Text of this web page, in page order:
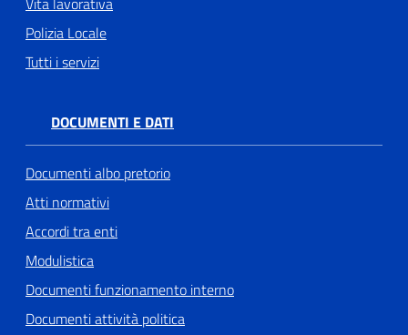
Polizia Locale
Tutti i servizi
DOCUMENTI E DATI
Documenti albo pretorio
Atti normativi
Accordi tra enti
Modulistica
Documenti funzionamento interno
Documenti attività politica